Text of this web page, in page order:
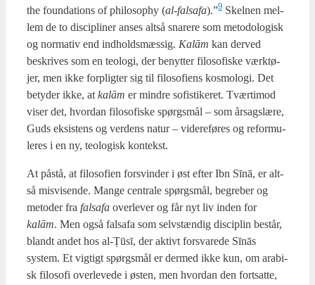
the foun­da­tions of phi­los­op­hy (al-fals­a­fa).”9 Skel­nen mel­
lem de to disci­pli­ner anses alt­så sna­re­re som meto­do­lo­gisk
og nor­ma­tiv end ind­holds­mæs­sig. Kalām kan der­ved
beskri­ves som en teo­lo­gi, der benyt­ter filo­so­fi­ske værk­tø­
jer, men ikke for­plig­ter sig til filo­so­fi­ens kos­mo­lo­gi. Det
bety­der ikke, at kalām er min­dre sofi­sti­ke­ret. Tvær­ti­mod
viser det, hvor­dan filo­so­fi­ske spørgs­mål – som årsagslæ­re,
Guds eksi­stens og ver­dens natur – videre­fø­res og refor­mu­
le­res i en ny, teo­lo­gisk kon­tekst.
At påstå, at filo­so­fi­en for­svin­der i øst efter Ibn Sīnā, er alt­
så mis­vi­sen­de. Man­ge cen­tra­le spørgs­mål, begre­ber og
meto­der fra fals­a­fa over­le­ver og får nyt liv inden for
kalām. Men også fals­a­fa som selv­stæn­dig disci­plin består,
blandt andet hos al-Ṭūsī, der aktivt for­sva­re­de Sīnās
system. Et vig­tigt spørgs­mål er der­med ikke kun, om ara­bi­
sk filo­so­fi over­le­ve­de i østen, men hvor­dan den fort­sat­te,